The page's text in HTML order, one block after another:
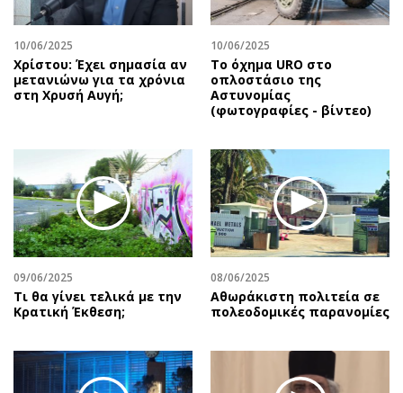
10/06/2025
Χρίστου: Έχει σημασία αν
μετανιώνω για τα χρόνια
στη Χρυσή Αυγή;
10/06/2025
Το όχημα URO στο
οπλοστάσιο της
Αστυνομίας
(φωτογραφίες - βίντεο)
09/06/2025
Τι θα γίνει τελικά με την
Κρατική Έκθεση;
08/06/2025
Αθωράκιστη πολιτεία σε
πολεοδομικές παρανομίες